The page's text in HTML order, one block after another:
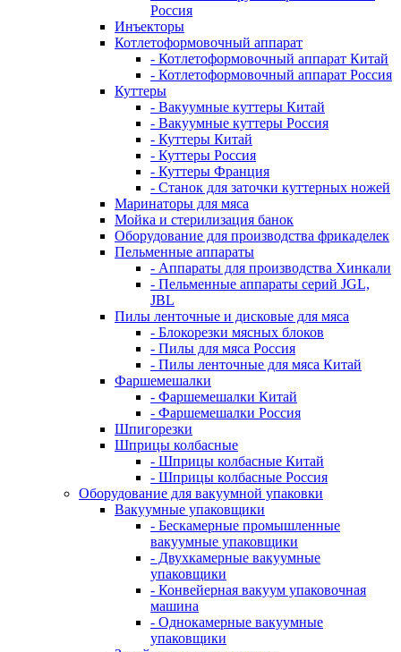
Россия
Инъекторы
Котлетоформовочный аппарат
- Котлетоформовочный аппарат Китай
- Котлетоформовочный аппарат Россия
Куттеры
- Вакуумные куттеры Китай
- Вакуумные куттеры Россия
- Куттеры Китай
- Куттеры Россия
- Куттеры Франция
- Станок для заточки куттерных ножей
Маринаторы для мяса
Мойка и стерилизация банок
Оборудование для производства фрикаделек
Пельменные аппараты
- Аппараты для производства Хинкали
- Пельменные аппараты серий JGL,
JBL
Пилы ленточные и дисковые для мяса
- Блокорезки мясных блоков
- Пилы для мяса Россия
- Пилы ленточные для мяса Китай
Фаршемешалки
- Фаршемешалки Китай
- Фаршемешалки Россия
Шпигорезки
Шприцы колбасные
- Шприцы колбасные Китай
- Шприцы колбасные Россия
Оборудование для вакуумной упаковки
Вакуумные упаковщики
- Бескамерные промышленные
вакуумные упаковщики
- Двухкамерные вакуумные
упаковщики
- Конвейерная вакуум упаковочная
машина
- Однокамерные вакуумные
упаковщики